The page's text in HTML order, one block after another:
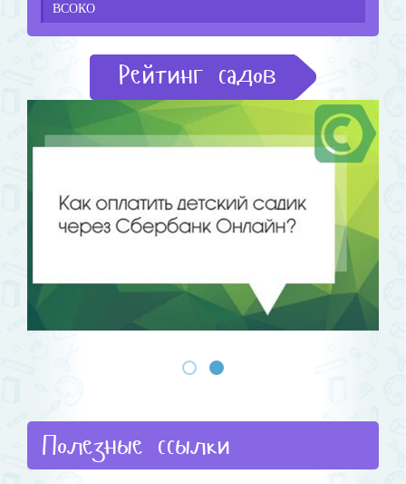
ВСОКО
Рейтинг садов
Полезные ссылки